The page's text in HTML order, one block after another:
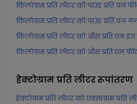
किलोग्राम प्रति लीटर को पाउंड प्रति घन
किलोग्राम प्रति लीटर को पाउंड प्रति घन
किलोग्राम प्रति लीटर को औंस प्रति घन
किलोग्राम प्रति लीटर को औंस प्रति घन
हेक्टोग्राम प्रति लीटररूपांतरण
हेक्टोग्राम प्रति लीटर को एक्साग्राम प्रति